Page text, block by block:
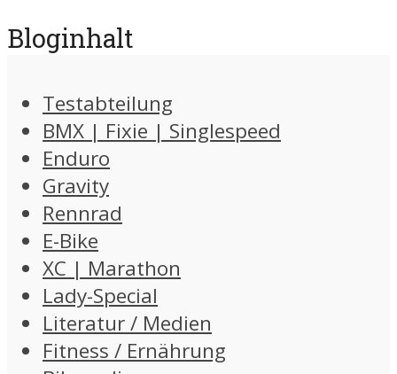
Bloginhalt
Testabteilung
BMX | Fixie | Singlespeed
Enduro
Gravity
Rennrad
E-Bike
XC | Marathon
Lady-Special
Literatur / Medien
Fitness / Ernährung